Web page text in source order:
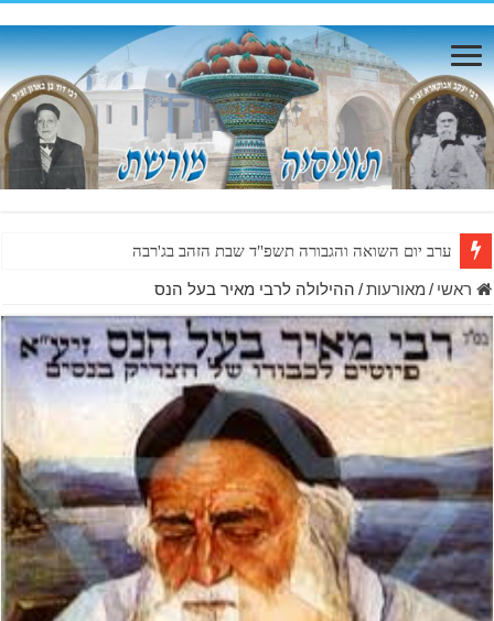
ערב יום השואה והגבורה תשפ"ד שבת הזהב בג'רבה
ראשי / מאורעות/ ההילולה לרבי מאיר בעל הנס